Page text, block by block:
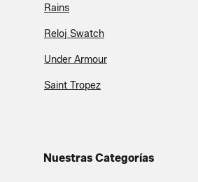
Rains
Reloj Swatch
Under Armour
Saint Tropez
Nuestras Categorías